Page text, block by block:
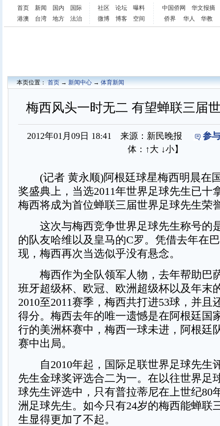
首页 新闻 国内
国际
港澳
台湾 地方 法治
社区 论坛
曝料
微博
博客 空间
中国侨网
华文报摘
侨界
华人 华教
本页位置：首页→新闻中心→体育新闻
梅西风头一时无二 有望蝉联三届
2012年01月09日 18:41 来源：新民晚报
参
体： ↑大 ↓小】
(记者 黄永顺)阿根廷球星梅西明晨在
奖盛典上，当选2011年世界足球先生已十
梅西将成为首位蝉联三届世界足球先生荣
这次与梅西竞争世界足球先生称号的
的队友哈维以及皇马的C罗。凭借去年在
现，梅西再次当选似乎没有悬念。
梅西作为全队领军人物，去年帮助巴
班牙超级杯、欧冠、欧洲超级杯以及年末
2010至2011赛季，梅西共打进53球，并且
得分。梅西去年的唯一遗憾是在阿根廷国
行的美洲杯赛中，梅西一球未进，阿根廷
赛中出局。
自2010年起，国际足联世界足球先生
先生金球奖评选合二为一。在以往世界足
球先生评选中，只有普拉蒂尼在上世纪80
洲足球先生。如今只有24岁的梅西能蝉联
生显得更加了不起。